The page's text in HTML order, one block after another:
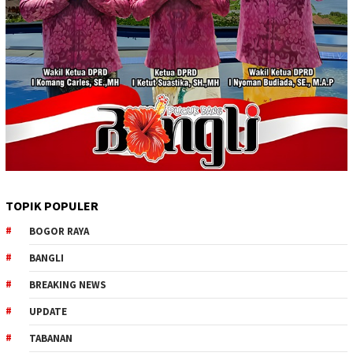
TOPIK POPULER
BOGOR RAYA
BANGLI
BREAKING NEWS
UPDATE
TABANAN